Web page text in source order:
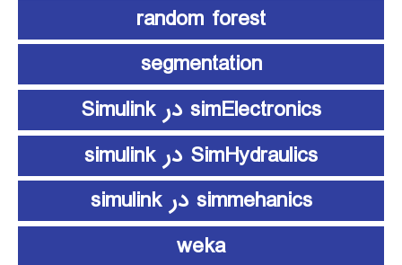
random forest
segmentation
simElectronics در Simulink
SimHydraulics در simulink
simmehanics در simulink
weka